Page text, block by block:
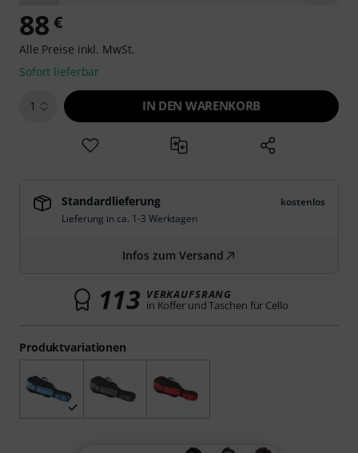
Produktvariationen
88 €
Alle Preise inkl. MwSt.
Sofort lieferbar
1 IN DEN WARENKORB
Standardlieferung
kostenlos
Lieferung in ca. 1-3 Werktagen
Infos zum Versand
113 VERKAUFSRANG
in Koffer und Taschen für Cello